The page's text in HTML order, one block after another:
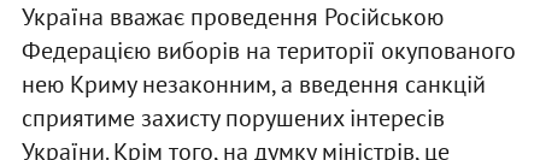
Україна вважає проведення Російською
Федерацією виборів на території окупованого
нею Криму незаконним, а введення санкцій
сприятиме захисту порушених інтересів
України. Крім того, на думку міністрів, це